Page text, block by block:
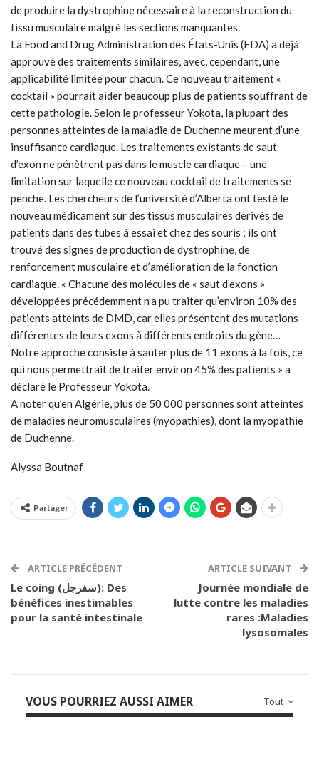
de produire la dystrophine nécessaire à la reconstruction du
tissu musculaire malgré les sections manquantes.
La Food and Drug Administration des États-Unis (FDA) a déjà
approuvé des traitements similaires, avec, cependant, une
applicabilité limitée pour chacun. Ce nouveau traitement «
cocktail » pourrait aider beaucoup plus de patients souffrant de
cette pathologie. Selon le professeur Yokota, la plupart des
personnes atteintes de la maladie de Duchenne meurent d’une
insuffisance cardiaque. Les traitements existants de saut
d’exon ne pénètrent pas dans le muscle cardiaque – une
limitation sur laquelle ce nouveau cocktail de traitements se
penche. Les chercheurs de l’université d’Alberta ont testé le
nouveau médicament sur des tissus musculaires dérivés de
patients dans des tubes à essai et chez des souris ; ils ont
trouvé des signes de production de dystrophine, de
renforcement musculaire et d’amélioration de la fonction
cardiaque. « Chacune des molécules de « saut d’exons »
développées précédemment n’a pu traiter qu’environ 10% des
patients atteints de DMD, car elles présentent des mutations
différentes de leurs exons à différents endroits du gène…
Notre approche consiste à sauter plus de 11 exons à la fois, ce
qui nous permettrait de traiter environ 45% des patients » a
déclaré le Professeur Yokota.
A noter qu’en Algérie, plus de 50 000 personnes sont atteintes
de maladies neuromusculaires (myopathies), dont la myopathie
de Duchenne.
Alyssa Boutnaf
Partager
ARTICLE PRÉCÉDENT
Le coing (سفرجل): Des
bénéfices inestimables
pour la santé intestinale
ARTICLE SUIVANT
Journée mondiale de
lutte contre les maladies
rares :Maladies
lysosomales
Tout
VOUS POURRIEZ AUSSI AIMER